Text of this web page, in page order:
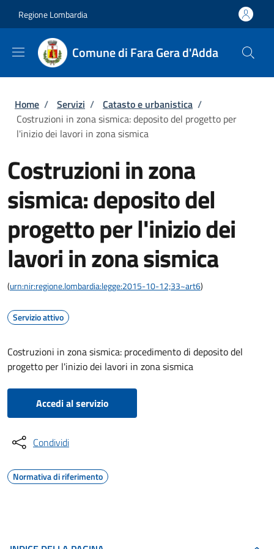
Regione Lombardia
Comune di Fara Gera d'Adda
Briciole di pane
Home / Servizi / Catasto e urbanistica /
Costruzioni in zona sismica: deposito del progetto per
l'inizio dei lavori in zona sismica
Costruzioni in zona
sismica: deposito del
progetto per l'inizio dei
lavori in zona sismica
(urn:nir:regione.lombardia:legge:2015-10-12;33~art6)
Servizio attivo
Costruzioni in zona sismica: procedimento di deposito del
progetto per l'inizio dei lavori in zona sismica
Accedi al servizio
Condividi
Normativa di riferimento